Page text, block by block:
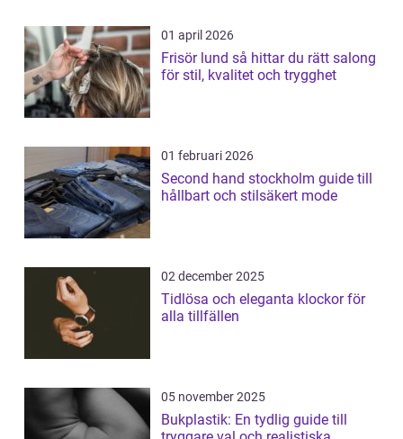
01 april 2026
Frisör lund så hittar du rätt salong
för stil, kvalitet och trygghet
01 februari 2026
Second hand stockholm guide till
hållbart och stilsäkert mode
02 december 2025
Tidlösa och eleganta klockor för
alla tillfällen
05 november 2025
Bukplastik: En tydlig guide till